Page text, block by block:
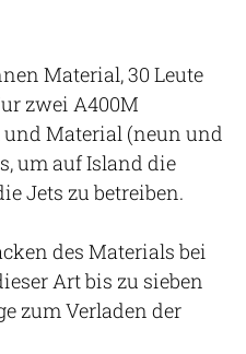
Material, 30 Leute
zwei A400M
Material (neun und
um auf Island die
Jets zu betreiben.
des Materials bei
Art bis zu sieben
zum Verladen der